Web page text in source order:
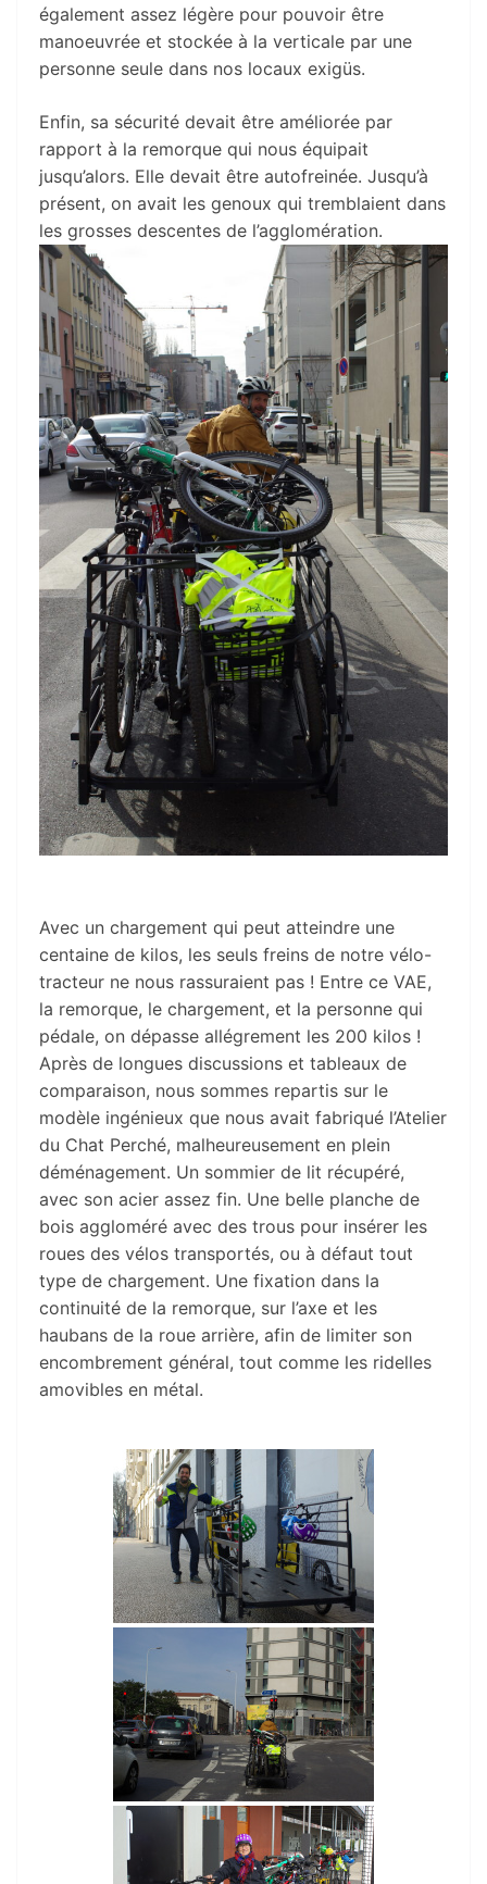
également assez légère pour pouvoir être
manoeuvrée et stockée à la verticale par une
personne seule dans nos locaux exigüs.
Enfin, sa sécurité devait être améliorée par
rapport à la remorque qui nous équipait
jusqu’alors. Elle devait être autofreinée. Jusqu’à
présent, on avait les genoux qui tremblaient dans
les grosses descentes de l’agglomération.
Avec un chargement qui peut atteindre une
centaine de kilos, les seuls freins de notre vélo-
tracteur ne nous rassuraient pas ! Entre ce VAE,
la remorque, le chargement, et la personne qui
pédale, on dépasse allégrement les 200 kilos !
Après de longues discussions et tableaux de
comparaison, nous sommes repartis sur le
modèle ingénieux que nous avait fabriqué l’Atelier
du Chat Perché, malheureusement en plein
déménagement. Un sommier de lit récupéré,
avec son acier assez fin. Une belle planche de
bois aggloméré avec des trous pour insérer les
roues des vélos transportés, ou à défaut tout
type de chargement. Une fixation dans la
continuité de la remorque, sur l’axe et les
haubans de la roue arrière, afin de limiter son
encombrement général, tout comme les ridelles
amovibles en métal.